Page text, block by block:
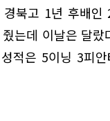
북고 1년 후배
는데 이날은 달
적은 5이닝 3피